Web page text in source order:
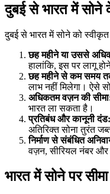
दुबई से भारत में सोने
दुबई से भारत में सोने को
छह महीने या उससे
हालांकि, इस पर लागू
छह महीने से कम समय
लाभ नहीं मिलेगा। ऐसे
अधिकतम वज़न की
भारत ला सकता है।
प्रतिबंध और कानूनी दंड:
अतिरिक्त सोना तुरंत
निर्माण से संबंधित
वज़न, सीरियल नंबर और
भारत में सोने पर